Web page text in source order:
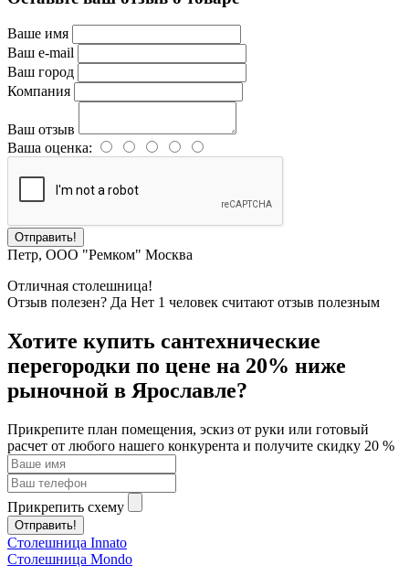
Ваше имя
Ваш e-mail
Ваш город
Компания
Ваш отзыв
Ваша оценка:
Отправить!
Петр, ООО "Ремком" Москва
Отличная столешница!
Отзыв полезен? Да Нет 1 человек считают отзыв полезным
Хотите купить сантехнические
перегородки по цене на 20% ниже
рыночной в Ярославле?
Прикрепите план помещения, эскиз от руки или готовый
расчет от любого нашего конкурента и получите скидку 20 %
Прикрепить схему
Отправить!
Столешница Innato
Столешница Mondo